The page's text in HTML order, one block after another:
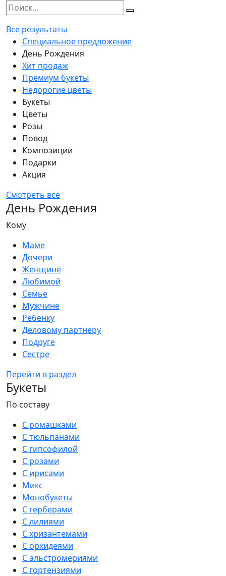
Все результаты
Специальное предложение
День Рождения
Хит продаж
Премиум букеты
Недорогие цветы
Букеты
Цветы
Розы
Повод
Композиции
Подарки
Акция
Смотреть все
День Рождения
Кому
Маме
Дочери
Женщине
Любимой
Семье
Мужчине
Ребенку
Деловому партнеру
Подруге
Сестре
Перейти в раздел
Букеты
По составу
С ромашками
С тюльпанами
С гипсофилой
С розами
С ирисами
Микс
Монобукеты
С герберами
С лилиями
С хризантемами
С орхидеями
С альстромериями
С гортензиями